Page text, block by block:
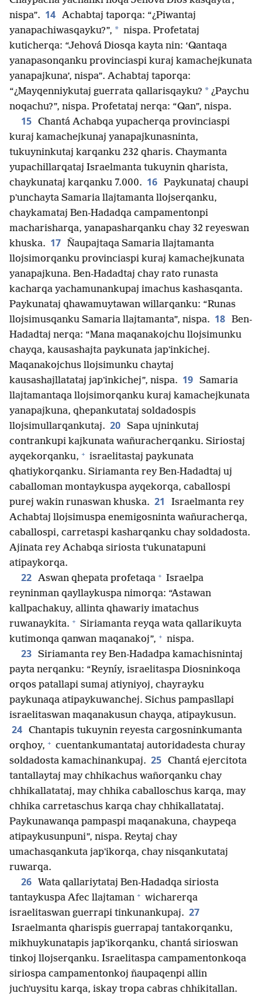
nispa”. 14 Achabtaj taporqa: “¿Piwantaj
yanapachiwasqayku?”, * nispa. Profetataj
kuticherqa: “Jehová Diosqa kayta nin: ‘Qantaqa
yanapasonqanku provinciaspi kuraj kamachejkunata
yanapajkuna’, nispa”. Achabtaj taporqa:
“¿Mayqenniykutaj guerrata qallarisqayku? * ¿Paychu
noqachu?”, nispa. Profetataj nerqa: “Qan”, nispa.
15 Chantá Achabqa yupacherqa provinciaspi
kuraj kamachejkunaj yanapajkunasninta,
tukuyninkutaj karqanku 232 qharis. Chaymanta
yupachillarqataj Israelmanta tukuynin qharista,
chaykunataj karqanku 7.000. 16 Paykunataj chaupi
pʼunchayta Samaria llajtamanta llojserqanku,
chaykamataj Ben-Hadadqa campamentonpi
macharisharqa, yanapasharqanku chay 32 reyeswan
khuska. 17 Ñaupajtaqa Samaria llajtamanta
llojsimorqanku provinciaspi kuraj kamachejkunata
yanapajkuna. Ben-Hadadtaj chay rato runasta
kacharqa yachamunankupaj imachus kashasqanta.
Paykunataj qhawamuytawan willarqanku: “Runas
llojsimusqanku Samaria llajtamanta”, nispa. 18 Ben-
Hadadtaj nerqa: “Mana maqanakojchu llojsimunku
chayqa, kausashajta paykunata japʼinkichej.
Maqanakojchus llojsimunku chaytaj
kausashajllatataj japʼinkichej”, nispa. 19 Samaria
llajtamantaqa llojsimorqanku kuraj kamachejkunata
yanapajkuna, qhepankutataj soldadospis
llojsimullarqankutaj. 20 Sapa ujninkutaj
contrankupi kajkunata wañuracherqanku. Siriostaj
ayqekorqanku, + israelitastaj paykunata
qhatiykorqanku. Siriamanta rey Ben-Hadadtaj uj
caballoman montaykuspa ayqekorqa, caballospi
purej wakin runaswan khuska. 21
Israelmanta rey
Achabtaj llojsimuspa enemigosninta wañuracherqa,
caballospi, carretaspi kasharqanku chay soldadosta.
Ajinata rey Achabqa siriosta tʼukunatapuni
atipaykorqa.
22 Aswan qhepata profetaqa + Israelpa
reyninman qayllaykuspa nimorqa: “Astawan
kallpachakuy, allinta qhawariy imatachus
ruwanaykita. + Siriamanta reyqa wata qallarikuyta
kutimonqa qanwan maqanakoj”, + nispa.
23 Siriamanta rey Ben-Hadadpa kamachisnintaj
payta nerqanku: “Reyníy, israelitaspa Diosninkoqa
orqos patallapi sumaj atiyniyoj, chayrayku
paykunaqa atipaykuwanchej. Sichus pampasllapi
israelitaswan maqanakusun chayqa, atipaykusun.
24 Chantapis tukuynin reyesta cargosninkumanta
orqhoy, + cuentankumantataj autoridadesta churay
soldadosta kamachinankupaj. 25 Chantá ejercitota
tantallaytaj may chhikachus wañorqanku chay
chhikallatataj, may chhika caballoschus karqa, may
chhika carretaschus karqa chay chhikallatataj.
Paykunawanqa pampaspi maqanakuna, chaypeqa
atipaykusunpuni”, nispa. Reytaj chay
umachasqankuta japʼikorqa, chay nisqankutataj
ruwarqa.
26 Wata qallariytataj Ben-Hadadqa siriosta
tantaykuspa Afec llajtaman + wicharerqa
israelitaswan guerrapi tinkunankupaj. 27
Israelmanta qharispis guerrapaj tantakorqanku,
mikhuykunatapis japʼikorqanku, chantá sirioswan
tinkoj llojserqanku. Israelitaspa campamentonkoqa
siriospa campamentonkoj ñaupaqenpi allin
juchʼuysitu karqa, iskay tropa cabras chhikitallan.